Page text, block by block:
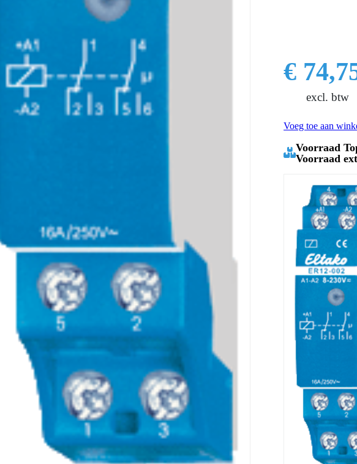
€
excl. btw
Voeg toe aan
Voorraad
Voorraad